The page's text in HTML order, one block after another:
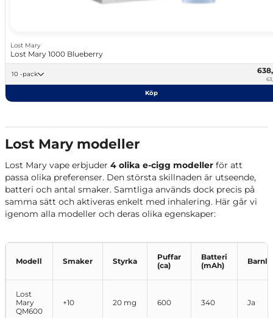
Lost Mary
Lost Mary 1000 Blueberry
10 -pack
Köp
Lost Mary modeller
Lost Mary vape erbjuder 4 olika e-cigg modeller för att
passa olika preferenser. Den största skillnaden är utseende,
batteri och antal smaker. Samtliga används dock precis på
samma sätt och aktiveras enkelt med inhalering. Här går vi
igenom alla modeller och deras olika egenskaper:
Modell Smaker Styrka
Puffar
(ca)
Batteri
(mAh)
Lost
Mary
QM600
+10 20 mg 600 340 Ja